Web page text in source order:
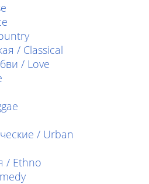
/ Classical
/ Love
/ Urban
/ Ethno